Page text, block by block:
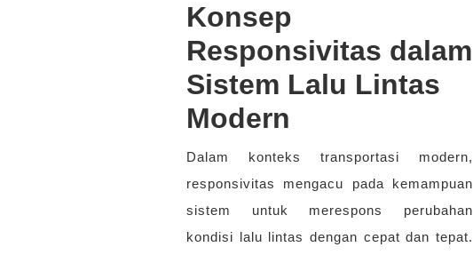
Konsep
Responsivitas dalam
Sistem Lalu Lintas
Modern
Dalam konteks transportasi modern,
responsivitas mengacu pada kemampuan
sistem untuk merespons perubahan
kondisi lalu lintas dengan cepat dan tepat.